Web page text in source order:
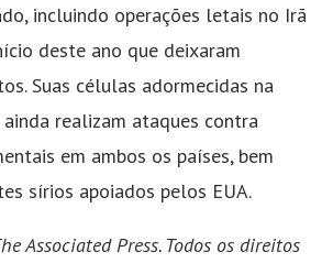
incluindo operações letais no Irã
deste ano que deixaram
Suas células adormecidas na
realizam ataques contra
em ambos os países, bem
sírios apoiados pelos EUA.
Associated Press. Todos os direitos